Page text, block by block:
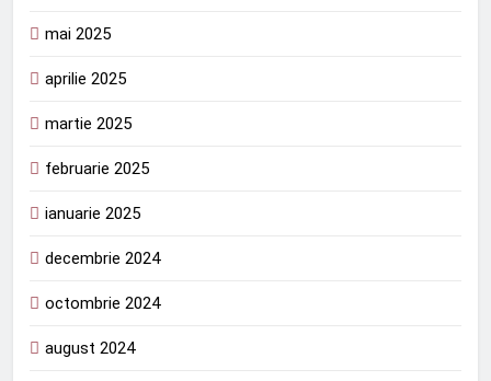
mai 2025
aprilie 2025
martie 2025
februarie 2025
ianuarie 2025
decembrie 2024
octombrie 2024
august 2024